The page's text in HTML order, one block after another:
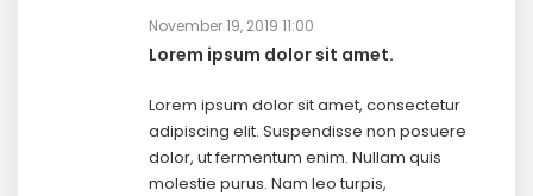
November 19, 2019 11:00
Lorem ipsum dolor sit amet.
Lorem ipsum dolor sit amet, consectetur
adipiscing elit. Suspendisse non posuere
dolor, ut fermentum enim. Nullam quis
molestie purus. Nam leo turpis,